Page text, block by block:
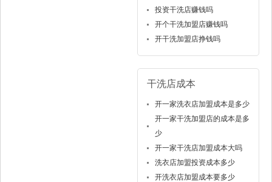
投资干洗店赚钱吗
开个干洗加盟店赚钱吗
开干洗加盟店挣钱吗
干洗店成本
开一家洗衣店加盟成本是多少
开一家干洗加盟店的成本是多
少
开一家干洗店加盟成本大吗
洗衣店加盟投资成本多少
开洗衣店加盟成本要多少